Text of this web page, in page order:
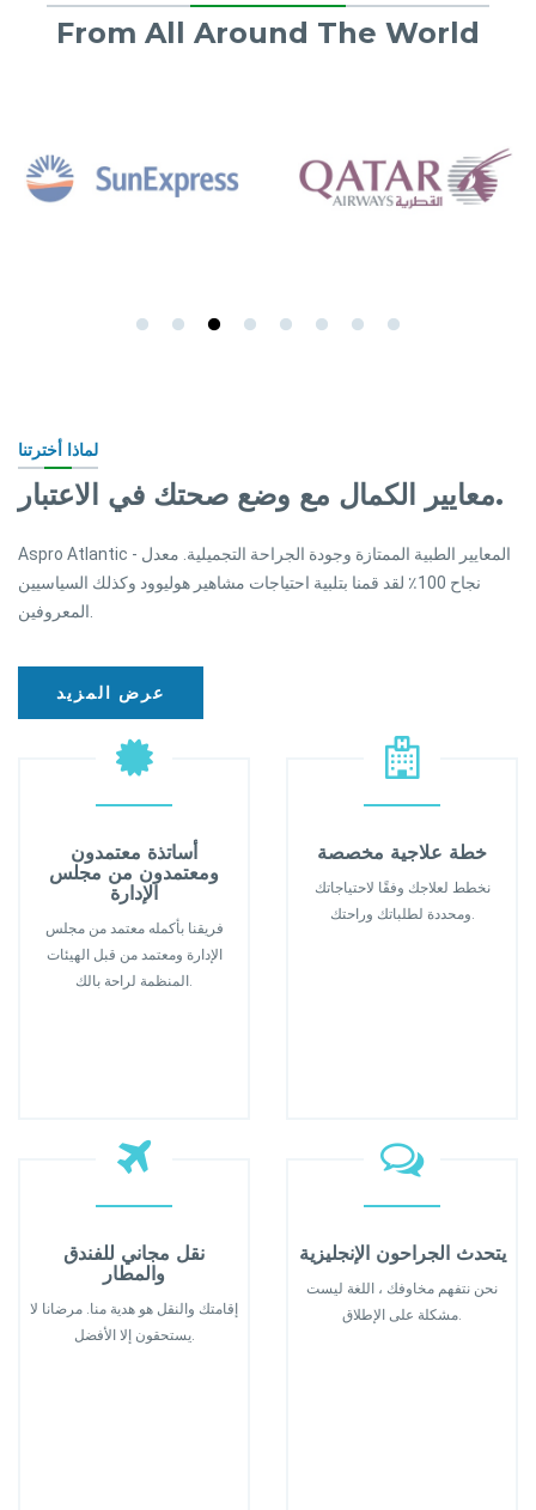
From All Around The World
لماذا أخترتنا
معايير الكمال مع وضع صحتك في الاعتبار.
Aspro Atlantic - المعايير الطبية الممتازة وجودة الجراحة التجميلية. معدل
نجاح 100٪ لقد قمنا بتلبية احتياجات مشاهير هوليوود وكذلك السياسيين
عرض المزيد
أساتذة معتمدون
ومعتمدون من مجلس
الإدارة
فريقنا بأكمله معتمد من مجلس
الإدارة ومعتمد من قبل الهيئات
خطة علاجية مخصصة
نخطط لعلاجك وفقًا لاحتياجاتك
نقل مجاني للفندق
والمطار
إقامتك والنقل هو هدية منا. مرضانا لا
يستحقون إلا الأفضل.
يتحدث الجراحون الإنجليزية
نحن نتفهم مخاوفك ، اللغة ليست